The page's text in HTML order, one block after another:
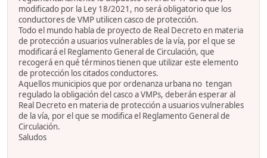
modificado por la Ley 18/2021, no será obligatorio que los
conductores de VMP utilicen casco de protección.
Todo el mundo habla de proyecto de Real Decreto en materia
de protección a usuarios vulnerables de la vía, por el que se
modificará el Reglamento General de Circulación, que
recogerá en qué términos tienen que utilizar este elemento
de protección los citados conductores.
Aquellos municipios que por ordenanza urbana no tengan
regulado la obligación del casco a VMPs, deberán esperar al
Real Decreto en materia de protección a usuarios vulnerables
de la vía, por el que se modifica el Reglamento General de
Circulación.
Saludos